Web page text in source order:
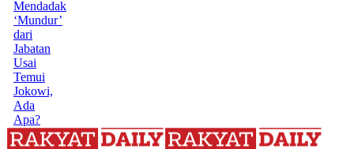
Mendadak
‘Mundur’
dari
Jabatan
Usai
Temui
Jokowi,
Ada
Apa?